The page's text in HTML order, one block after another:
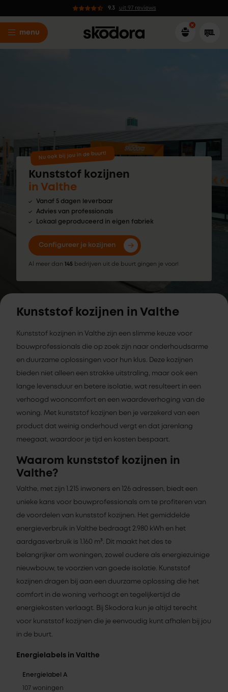
9.3 uit 97 reviews
menu
Nu ook bij jou in de buurt!
Kunststof kozijnen
in Valthe
Vanaf 5 dagen leverbaar
Advies van professionals
Lokaal geproduceerd in eigen fabriek
Configureer je kozijnen
Al meer dan 145 bedrijven uit de buurt gingen je voor!
Kunststof kozijnen in Valthe
Kunststof kozijnen in Valthe zijn een slimme keuze voor
bouwprofessionals die op zoek zijn naar onderhoudsarme
en duurzame oplossingen voor hun klus. Deze kozijnen
bieden niet alleen een strakke uitstraling, maar ook een
lange levensduur en betere isolatie, wat resulteert in een
verhoogd wooncomfort en een waardeverhoging van de
woning. Met kunststof kozijnen ben je verzekerd van een
product dat weinig onderhoud vergt en dat jarenlang
meegaat, waardoor je tijd en kosten bespaart.
Waarom kunststof kozijnen in
Valthe?
Valthe, met zijn 1.215 inwoners en 126 adressen, biedt een
unieke kans voor bouwprofessionals om te profiteren van
de voordelen van kunststof kozijnen. Het gemiddelde
energieverbruik in Valthe bedraagt 2.980 kWh en het
aardgasverbruik is 1.160 m³. Dit maakt het des te
belangrijker om woningen, zowel oudere als energiezuinige
nieuwbouw, te voorzien van goede isolatie. Kunststof
kozijnen dragen bij aan een duurzame oplossing die het
comfort in de woning verhoogt en tegelijkertijd de
energiekosten verlaagt. Bij Skodora kun je altijd terecht
voor kunststof kozijnen die je eenvoudig kunt afhalen bij jou
in de buurt.
Energielabels in Valthe
Energielabel A
107 woningen